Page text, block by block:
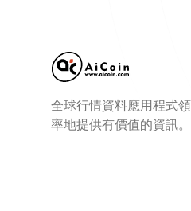
全球行情資料應用程式
率地提供有價值的資訊。